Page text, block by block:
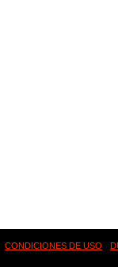
CONDICIONES DE USO